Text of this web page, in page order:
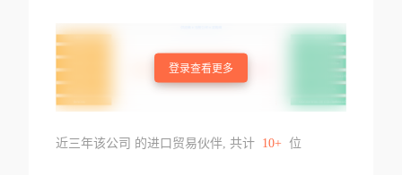
登录查看更多
近三年该公司 的进口贸易伙伴, 共计 10+ 位